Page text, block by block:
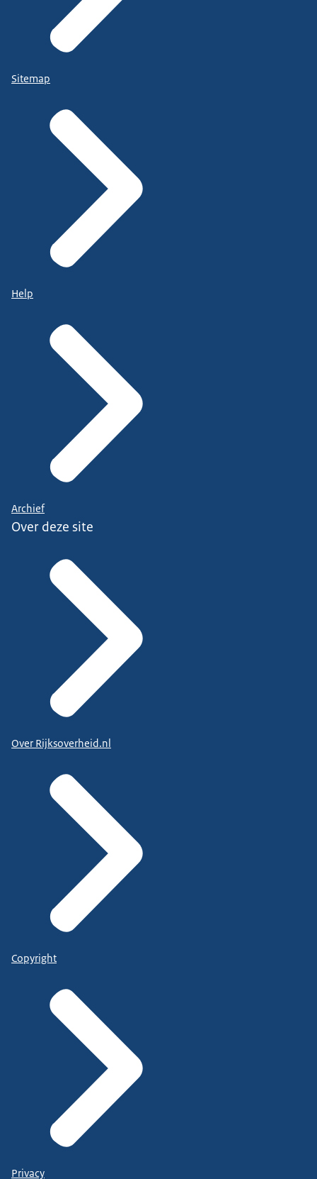
Sitemap
Help
Archief
Over deze site
Over Rijksoverheid.nl
Copyright
Privacy